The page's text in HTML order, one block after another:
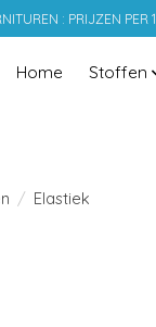
: PRIJZEN
Home Stoffen
/ Elastiek